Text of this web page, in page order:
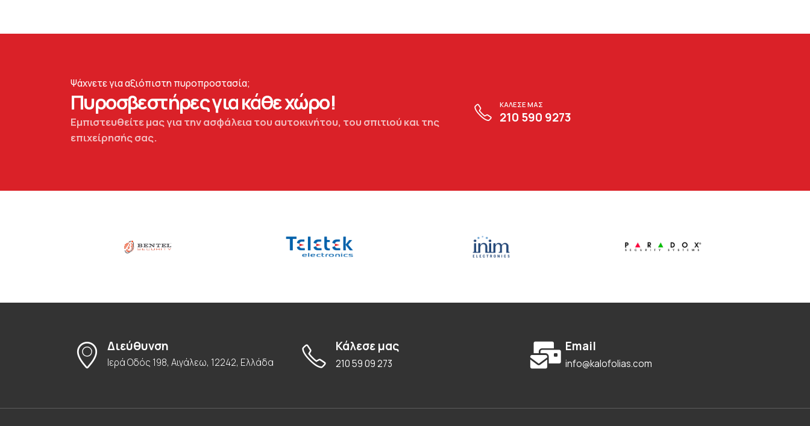
Ψάχνετε για αξιόπιστη πυροπροστασία;
Πυροσβεστήρες για κάθε χώρο!
Εμπιστευθείτε μας για την ασφάλεια του αυτοκινήτου, του σπιτιού και της
επιχείρησής σας.
ΚΑΛΕΣΕ ΜΑΣ
210 590 9273
Διεύθυνση
Ιερά Οδός 198, Αιγάλεω, 12242, Ελλάδα
Κάλεσε μας
210 59 09 273
Email
info@kalofolias.com